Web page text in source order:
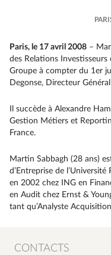
Paris, le 17 avril 2008 –
des Relations
Groupe à compter du 1er
Degonse, Directeur
Il succède à Alexandre
Gestion Métiers et
France.
Martin Sabbagh (28 ans)
d’Entreprise de
en 2002 chez ING en
en Audit chez Ernst &
tant qu’Analyste
CONTACTS